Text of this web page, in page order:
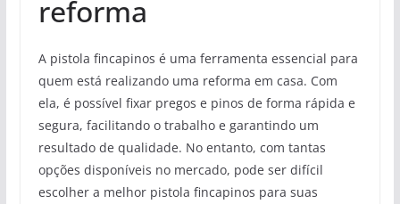
reforma
A pistola fincapinos é uma ferramenta essencial para
quem está realizando uma reforma em casa. Com
ela, é possível fixar pregos e pinos de forma rápida e
segura, facilitando o trabalho e garantindo um
resultado de qualidade. No entanto, com tantas
opções disponíveis no mercado, pode ser difícil
escolher a melhor pistola fincapinos para suas